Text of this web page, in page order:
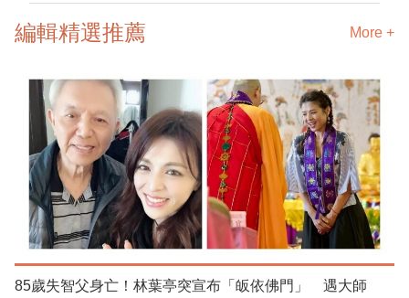
編輯精選推薦 More +
85歲失智父身亡！林葉亭突宣布「皈依佛門」 遇大師